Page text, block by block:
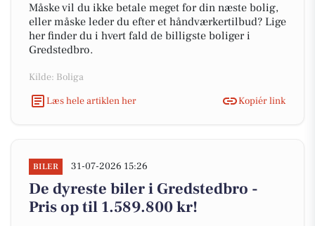
Måske vil du ikke betale meget for din næste bolig,
eller måske leder du efter et håndværkertilbud? Lige
her finder du i hvert fald de billigste boliger i
Gredstedbro.
Kilde: Boliga
Læs hele artiklen her
Kopiér link
BILER 31-07-2026 15:26
De dyreste biler i Gredstedbro -
Pris op til 1.589.800 kr!